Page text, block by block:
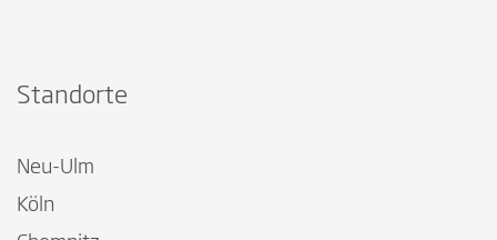
Standorte
Neu-Ulm
Köln